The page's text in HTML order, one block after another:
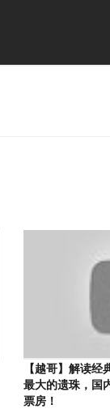
【越哥】解读
最大的遗珠，国
票房！